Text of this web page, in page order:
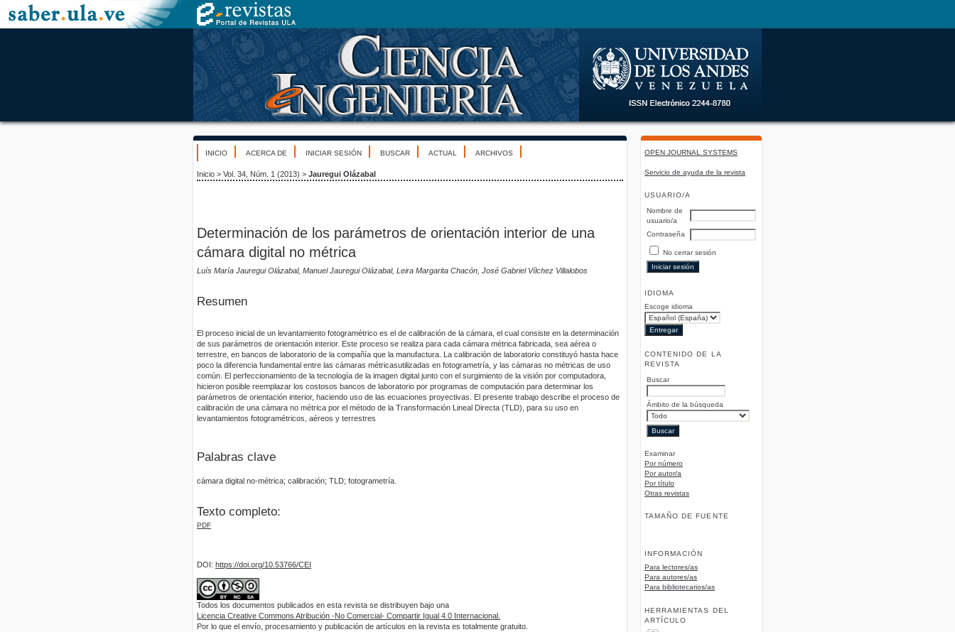
OPEN JOURNAL SYSTEMS
Servicio de ayuda de la revista
USUARIO/A
Nombre de
usuario/a
Contraseña
No cerrar sesión
IDIOMA
Escoge idioma
CONTENIDO DE LA
REVISTA
Buscar
Ámbito de la búsqueda
Examinar
Por número
Por autor/a
Por título
Otras revistas
TAMAÑO DE FUENTE
INFORMACIÓN
Para lectores/as
Para autores/as
Para bibliotecarios/as
HERRAMIENTAS DEL
ARTÍCULO
INICIO ACERCA DE INICIAR SESIÓN BUSCAR ACTUAL ARCHIVOS
Inicio > Vol. 34, Núm. 1 (2013) > Jauregui Olázabal
Determinación de los parámetros de orientación interior de una
cámara digital no métrica
Luís María Jauregui Olázabal, Manuel Jauregui Olázabal, Leira Margarita Chacón, José Gabriel Vílchez Villalobos
Resumen
El proceso inicial de un levantamiento fotogramétrico es el de calibración de la cámara, el cual consiste en la determinación
de sus parámetros de orientación interior. Este proceso se realiza para cada cámara métrica fabricada, sea aérea o
terrestre, en bancos de laboratorio de la compañía que la manufactura. La calibración de laboratorio constituyó hasta hace
poco la diferencia fundamental entre las cámaras métricasutilizadas en fotogrametría, y las cámaras no métricas de uso
común. El perfeccionamiento de la tecnología de la imagen digital junto con el surgimiento de la visión por computadora,
hicieron posible reemplazar los costosos bancos de laboratorio por programas de computación para determinar los
parámetros de orientación interior, haciendo uso de las ecuaciones proyectivas. El presente trabajo describe el proceso de
calibración de una cámara no métrica por el método de la Transformación Lineal Directa (TLD), para su uso en
levantamientos fotogramétricos, aéreos y terrestres
Palabras clave
cámara digital no-métrica; calibración; TLD; fotogrametría.
Texto completo:
PDF
DOI: https://doi.org/10.53766/CEI
Todos los documentos publicados en esta revista se distribuyen bajo una
Licencia Creative Commons Atribución -No Comercial- Compartir Igual 4.0 Internacional.
Por lo que el envío, procesamiento y publicación de artículos en la revista es totalmente gratuito.